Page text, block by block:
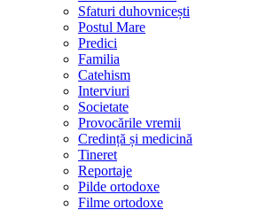
Sfaturi duhovnicești
Postul Mare
Predici
Familia
Catehism
Interviuri
Societate
Provocările vremii
Credință și medicină
Tineret
Reportaje
Pilde ortodoxe
Filme ortodoxe